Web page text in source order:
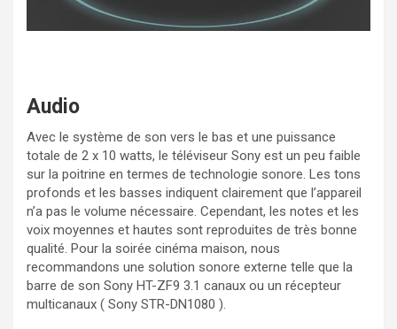
Audio
Avec le système de son vers le bas et une puissance
totale de 2 x 10 watts, le téléviseur Sony est un peu faible
sur la poitrine en termes de technologie sonore. Les tons
profonds et les basses indiquent clairement que l’appareil
n’a pas le volume nécessaire. Cependant, les notes et les
voix moyennes et hautes sont reproduites de très bonne
qualité. Pour la soirée cinéma maison, nous
recommandons une solution sonore externe telle que la
barre de son Sony HT-ZF9 3.1 canaux ou un récepteur
multicanaux ( Sony STR-DN1080 ).